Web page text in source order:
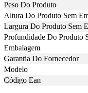
Peso Do Produto
Altura Do Produto Sem
Largura Do Produto Sem
Profundidade Do Produto
Embalagem
Garantia Do Fornecedor
Modelo
Código Ean